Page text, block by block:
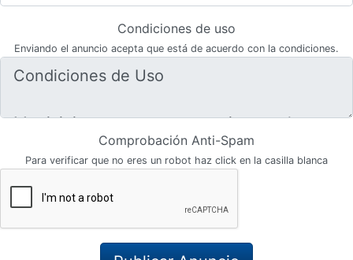
Condiciones de uso
Enviando el anuncio acepta que está de acuerdo con la condiciones.
Comprobación Anti-Spam
Para verificar que no eres un robot haz click en la casilla blanca